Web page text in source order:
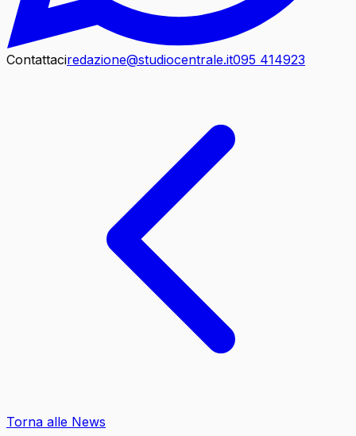
Contattaciredazione@studiocentrale.it095 414923
Torna alle News